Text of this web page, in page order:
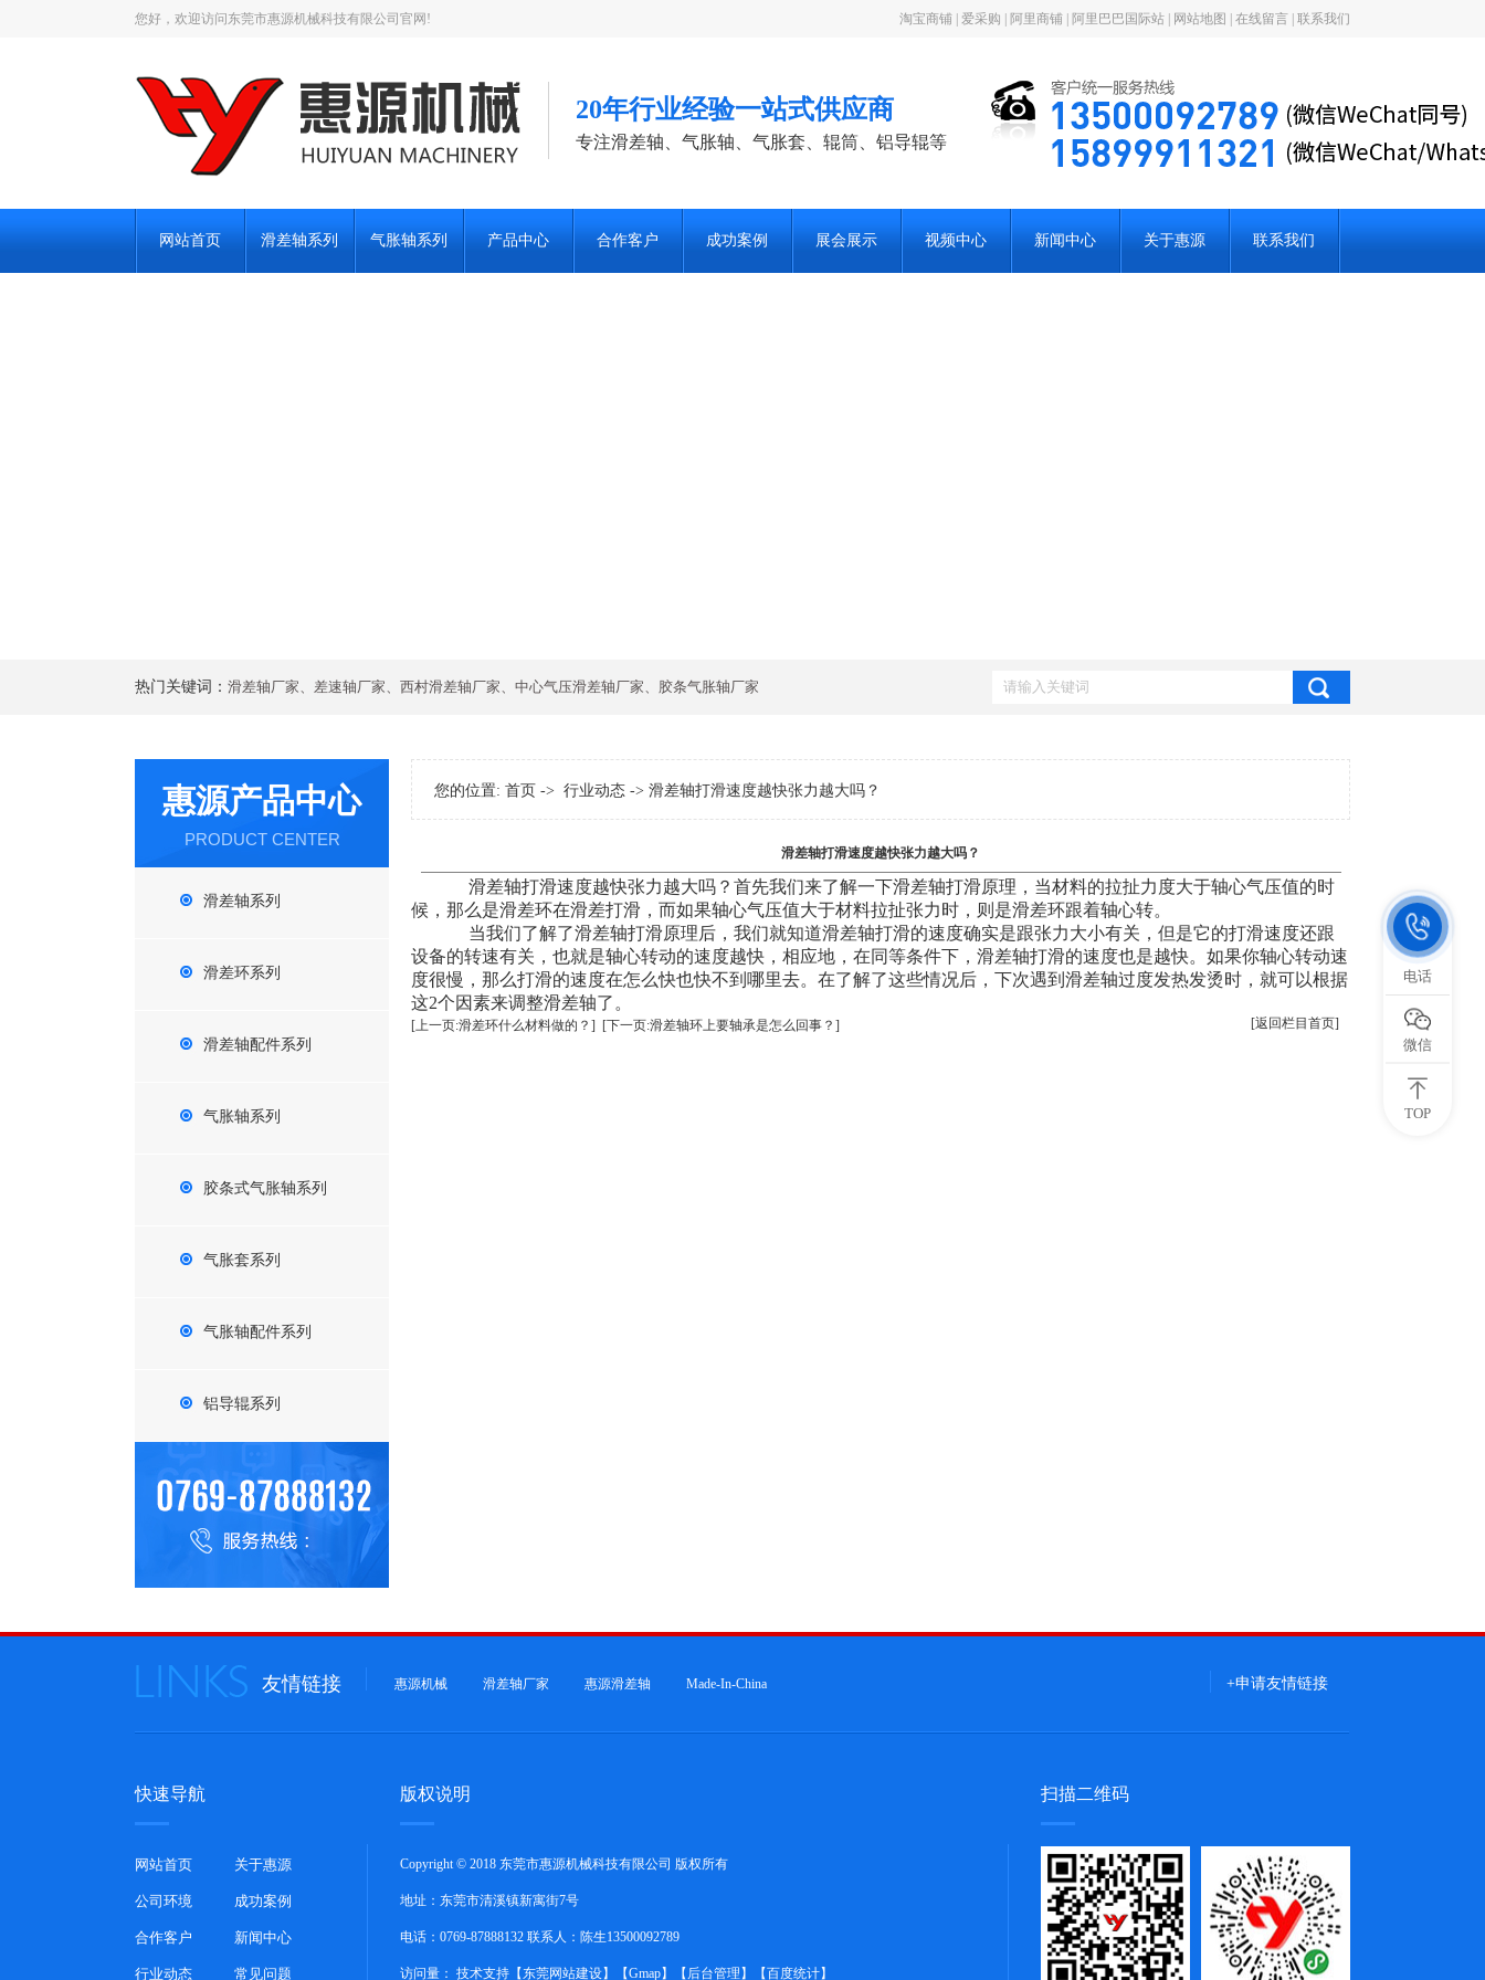
您好，欢迎访问东莞市惠源机械科技有限公司官网! 淘宝商铺 爱采购 阿里商铺 阿里巴巴国际站 网站地图 在线留言 联系我们
20年行业经验一站式供应商
专注滑差轴、气胀轴、气胀套、辊筒、铝导辊等
网站首页 滑差轴系列 气胀轴系列 产品中心 合作客户 成功案例 展会展示 视频中心 新闻中心 关于惠源 联系我们
热门关键词： 滑差轴厂家、 差速轴厂家、 西村滑差轴厂家、 中心气压滑差轴厂家、 胶条气胀轴厂家
惠源产品中心
PRODUCT CENTER
滑差轴系列
滑差环系列
滑差轴配件系列
气胀轴系列
胶条式气胀轴系列
气胀套系列
气胀轴配件系列
铝导辊系列
您的位置: 首页 -> 行业动态 -> 滑差轴打滑速度越快张力越大吗？
滑差轴打滑速度越快张力越大吗？
滑差轴打滑速度越快张力越大吗？首先我们来了解一下滑差轴打滑原理，当材料的拉扯力度大于轴心气压值的时
候，那么是滑差环在滑差打滑，而如果轴心气压值大于材料拉扯张力时，则是滑差环跟着轴心转。
当我们了解了滑差轴打滑原理后，我们就知道滑差轴打滑的速度确实是跟张力大小有关，但是它的打滑速度还跟
设备的转速有关，也就是轴心转动的速度越快，相应地，在同等条件下，滑差轴打滑的速度也是越快。如果你轴心转动速
度很慢，那么打滑的速度在怎么快也快不到哪里去。在了解了这些情况后，下次遇到滑差轴过度发热发烫时，就可以根据
这2个因素来调整滑差轴了。
[返回栏目首页]
[上一页:滑差环什么材料做的？] [下一页:滑差轴环上要轴承是怎么回事？]
友情链接 惠源机械 滑差轴厂家 惠源滑差轴 Made-In-China +申请友情链接
扫描二维码
版权说明
Copyright © 2018 东莞市惠源机械科技有限公司 版权所有
地址：东莞市清溪镇新寓街7号
电话：0769-87888132 联系人：陈生13500092789
访问量： 技术支持【东莞网站建设】【Gmap】【 后台管理 】【百度统计】
快速导航
网站首页
公司环境
合作客户
行业动态
关于惠源
成功案例
新闻中心
常见问题
电话
微信
TOP